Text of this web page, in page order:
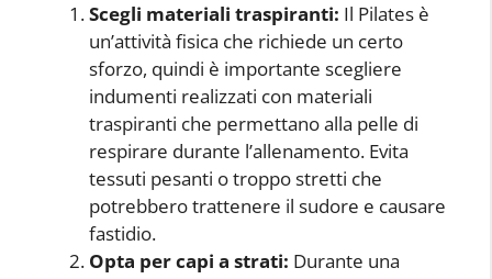
Scegli materiali traspiranti: Il Pilates è
un’attività fisica che richiede un certo
sforzo, quindi è importante scegliere
indumenti realizzati con materiali
traspiranti che permettano alla pelle di
respirare durante l’allenamento. Evita
tessuti pesanti o troppo stretti che
potrebbero trattenere il sudore e causare
fastidio.
Opta per capi a strati: Durante una